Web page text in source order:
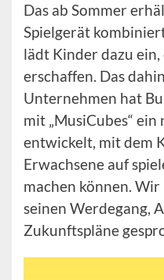
Das ab Sommer
Spielgerät
lädt Kinder dazu
erschaffen. Das
Unternehmen hat
mit „MusiCubes“
entwickelt, mit dem
Erwachsene auf
machen können.
seinen Werdegang,
Zukunftspläne